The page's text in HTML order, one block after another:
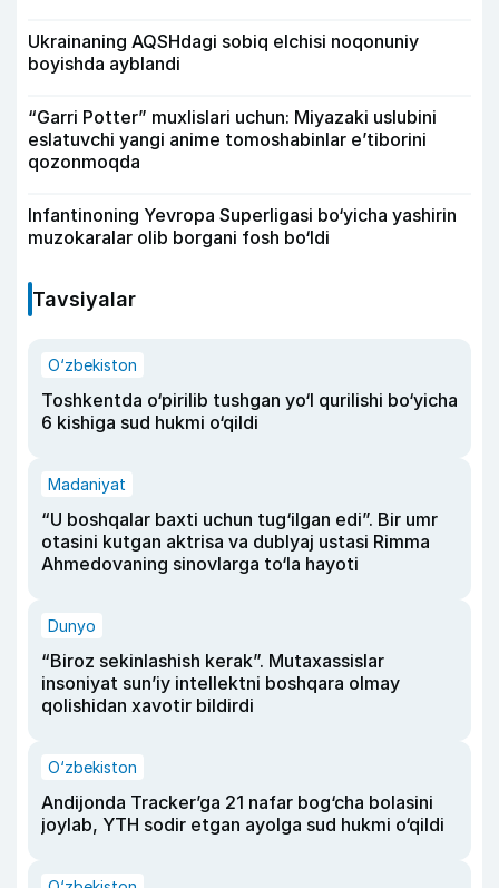
Ukrainaning AQSHdagi sobiq elchisi noqonuniy
boyishda ayblandi
“Garri Potter” muxlislari uchun: Miyazaki uslubini
eslatuvchi yangi anime tomoshabinlar e’tiborini
qozonmoqda
Infantinoning Yevropa Superligasi bo‘yicha yashirin
muzokaralar olib borgani fosh bo‘ldi
Tavsiyalar
O‘zbekiston
Toshkentda o‘pirilib tushgan yo‘l qurilishi bo‘yicha
6 kishiga sud hukmi o‘qildi
Madaniyat
“U boshqalar baxti uchun tug‘ilgan edi”. Bir umr
otasini kutgan aktrisa va dublyaj ustasi Rimma
Ahmedovaning sinovlarga to‘la hayoti
Dunyo
“Biroz sekinlashish kerak”. Mutaxassislar
insoniyat sun’iy intellektni boshqara olmay
qolishidan xavotir bildirdi
O‘zbekiston
Andijonda Tracker’ga 21 nafar bog‘cha bolasini
joylab, YTH sodir etgan ayolga sud hukmi o‘qildi